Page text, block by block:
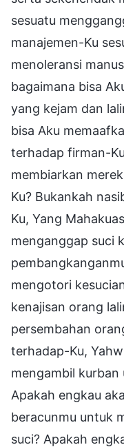
sesuatu
manajemen-Ku
menoleransi
bagaimana bisa
yang kejam dan
bisa Aku
terhadap firman-
membiarkan
Ku? Bukankah
Ku, Yang
menganggap suci
mengotori
kenajisan orang
persembahan
terhadap-Ku,
mengambil
Apakah engkau
beracunmu untuk
suci? Apakah